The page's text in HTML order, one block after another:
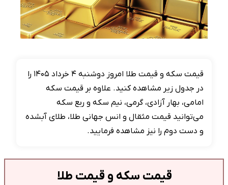
قیمت سکه و قیمت طلا امروز دوشنبه ۴ خرداد ۱۴۰۵ را
در جدول زیر مشاهده کنید. علاوه بر قیمت سکه
امامی، بهار آزادی، گرمی، نیم سکه و ربع سکه
می‌توانید قیمت مثقال و انس جهانی طلا، طلای آبشده
و دست دوم را نیز مشاهده فرمایید.
قیمت سکه و قیمت طلا